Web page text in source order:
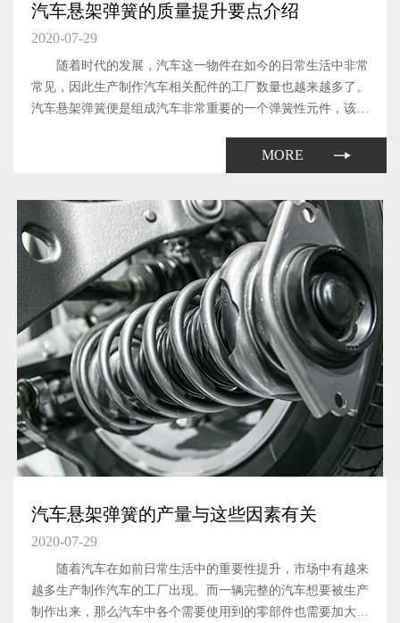
汽车悬架弹簧的质量提升要点介绍
2020-07-29
随着时代的发展，汽车这一物件在如今的日常生活中非常
常见，因此生产制作汽车相关配件的工厂数量也越来越多了。
汽车悬架弹簧便是组成汽车非常重要的一个弹簧性元件，该元
MORE
汽车悬架弹簧的产量与这些因素有关
2020-07-29
随着汽车在如前日常生活中的重要性提升，市场中有越来
越多生产制作汽车的工厂出现。而一辆完整的汽车想要被生产
制作出来，那么汽车中各个需要使用到的零部件也需要加大生